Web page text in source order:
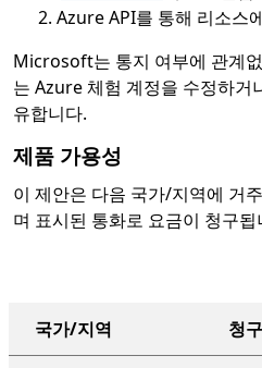
Azure API를 통해 리소스
Microsoft는 통지 여부에 관계
는 Azure 체험 계정을 수정하거
유합니다.
제품 가용성
이 제안은 다음 국가/지역에 거
며 표시된 통화로 요금이 청구됩
국가/지역 청